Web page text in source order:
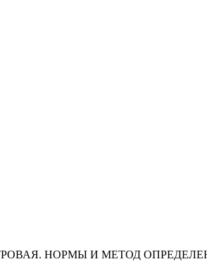
НОРМЫ И МЕТОД